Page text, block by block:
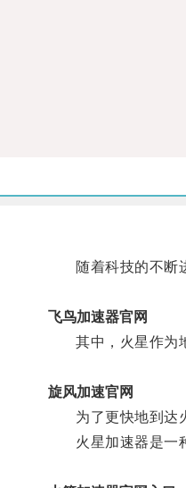
随着科技的不断进
飞鸟加速器官网
其中，火星作为地
旋风加速官网
为了更快地到达火
火星加速器是一种